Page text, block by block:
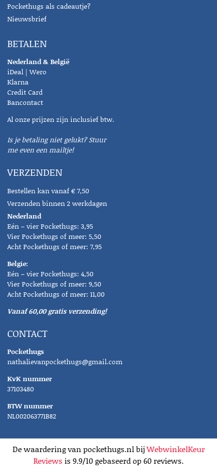
Pockethugs als cadeautje?
Nieuwsbrief
BETALEN
Nederland & België
iDeal | Wero
Klarna
Credit Card
Bancontact
Al onze prijzen zijn inclusief btw.
Is je betaling niet gelukt? Stuur
me even een mailtje!
VERZENDEN
Bestellen kan vanaf € 7,50
Verzenden binnen 2 werkdagen
Nederland
Eén – vier Pockethugs: 3,95
Vier Pockethugs of meer: 5,50
Acht Pockethugs of meer: 7,95
Belgie:
Eén – vier Pockethugs: 4,50
Vier Pockethugs of meer: 9,50
Acht Pockethugs of meer: 11,00
Vanaf 60,00 gratis verzending!
CONTACT
Pockethugs
nathalievanpockethugs@gmail.com
KvK nummer
37103480
BTW nummer
NL002063771B82
De waardering van pockethugs.nl bijWebwinkelKeur
Reviews is 9.9/10 gebaseerd op 60 reviews.